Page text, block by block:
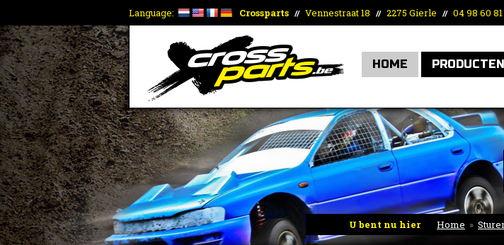
Language: Crossparts // Vennestraat 18 // 2275 Gierle // 04 98 60 81
HOME PRODUCTEN
U bent nu hier Home »